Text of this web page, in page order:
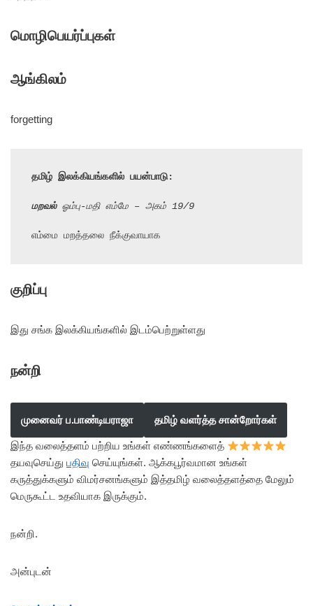
மொழிபெயர்ப்புகள்
ஆங்கிலம்
forgetting
தமிழ் இலக்கியங்களில் பயன்பாடு:
மறவல் ஓம்பு-மதி எம்மே – அகம் 19/9
எம்மை மறத்தலை நீக்குவாயாக
குறிப்பு
இது சங்க இலக்கியங்களில் இடம்பெற்றுள்ளது
நன்றி
முனைவர் ப.பாண்டியராஜா தமிழ் வளர்த்த சான்றோர்கள்
இந்த வலைத்தளம் பற்றிய உங்கள் எண்ணங்களைத்
தயவுசெய்து பதிவு செய்யுங்கள். ஆக்கபூர்வமான உங்கள்
கருத்துக்களும் விமர்சனங்களும் இத்தமிழ் வலைத்தளத்தை மேலும்
மெருகூட்ட உதவியாக இருக்கும்.
நன்றி.
அன்புடன்